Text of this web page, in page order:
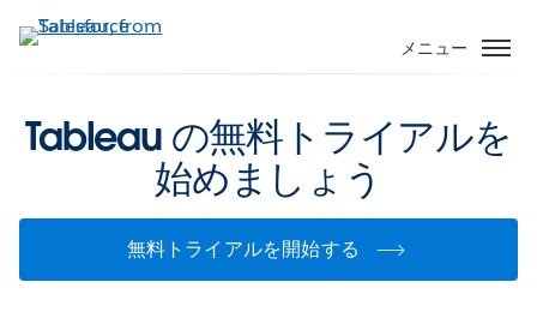
イ
ツ
移
メニュー
Tableau の無料トライアルを
始めましょう
無料トライアルを開始する